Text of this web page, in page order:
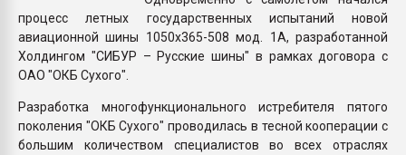
процесс летных государственных испытаний новой
авиационной шины 1050х365-508 мод. 1А, разработанной
Холдингом "СИБУР – Русские шины" в рамках договора с
ОАО "ОКБ Сухого".
Разработка многофункционального истребителя пятого
поколения "ОКБ Сухого" проводилась в тесной кооперации с
большим количеством специалистов во всех отраслях